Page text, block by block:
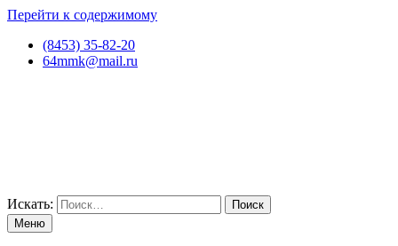
Перейти к содержимому
(8453) 35-82-20
64mmk@mail.ru
Искать:
Меню